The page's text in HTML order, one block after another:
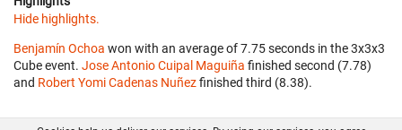
Hide highlights.
Benjamín Ochoa won with an average of 7.75 seconds in the 3x3x3
Cube event. Jose Antonio Cuipal Maguiña finished second (7.78)
and Robert Yomi Cadenas Nuñezfinished third (8.38).